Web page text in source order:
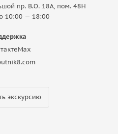
пр. В.О. 18A, пом. 48Н
10:00 — 18:00
Max
экскурсию